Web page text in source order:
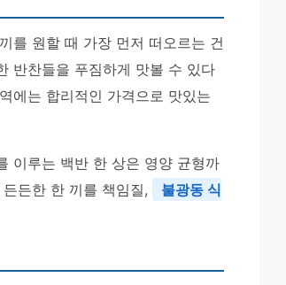
를 원할 때 가장 먼저 떠오르는 건
반찬들을 푸짐하게 맛볼 수 있다
에는 합리적인 가격으로 맛있는
이루는 백반 한 상은 영양 균형까
든한 한 끼를 책임질,
불광동 식